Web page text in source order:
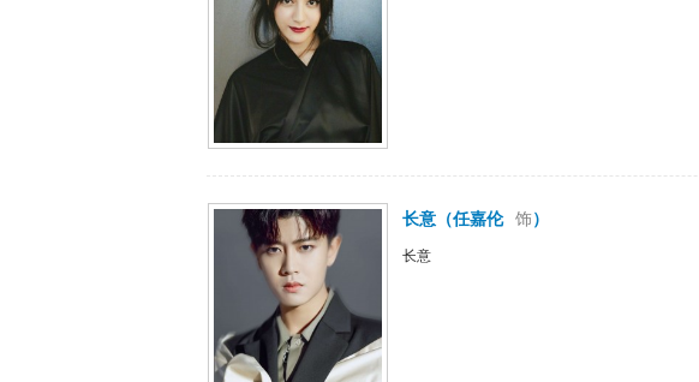
长意 （任嘉伦 饰）
长意